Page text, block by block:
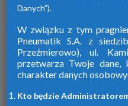
Firma Pneumatik
sprężonego
Danych”).
W związku z tym
Pneumatik S.A. z
Przeźmierowo), ul.
przetwarza Twoje
charakter danych
Kto będzie